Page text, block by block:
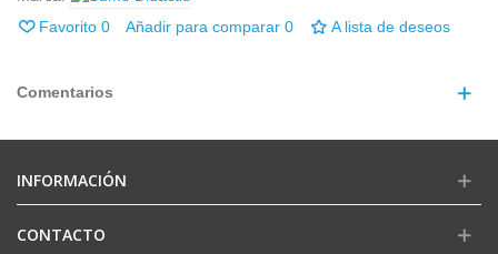
Favorito 0 Añadir para comparar 0 A lista de deseos
Comentarios
INFORMACIÓN
CONTACTO